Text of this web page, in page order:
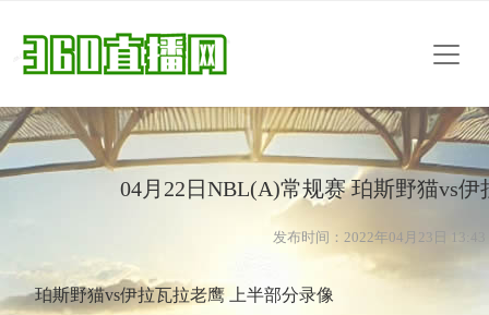
04月22日NBL(A)常规赛 珀斯野猫vs伊
发布时间：2022年04月23日 13:43
珀斯野猫vs伊拉瓦拉老鹰 上半部分录像